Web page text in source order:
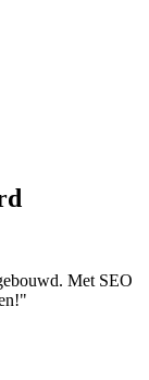
Met SEO
"